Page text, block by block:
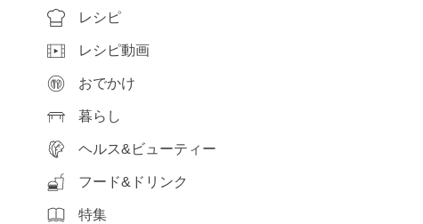
レシピ
レシピ動画
おでかけ
暮らし
ヘルス&ビューティー
フード&ドリンク
特集